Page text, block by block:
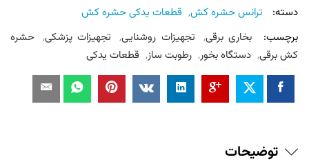
دسته:
ترانس حشره کش, قطعات یدکی حشره کش
برچسب:
بخاری برقی, تجهیزات روشنایی, تجهیزات پزشکی, حشره
کش برقی, دستگاه بخور, رطوبت ساز, قطعات یدکی
توضیحات